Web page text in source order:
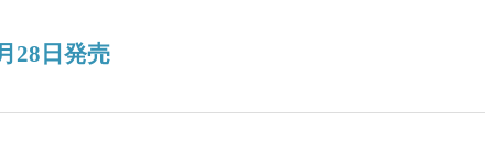
28日発売